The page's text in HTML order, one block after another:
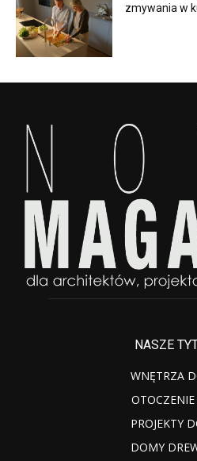
zmywania w
NASZE
WNĘTRZA
PROJEKTY
DOMY